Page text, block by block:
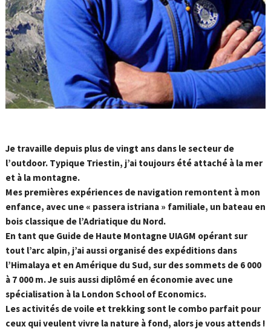
Je travaille depuis plus de vingt ans dans le secteur de
l’outdoor. Typique Triestin, j’ai toujours été attaché à la mer
et à la montagne.
Mes premières expériences de navigation remontent à mon
enfance, avec une « passera istriana » familiale, un bateau en
bois classique de l’Adriatique du Nord.
En tant que Guide de Haute Montagne UIAGM opérant sur
tout l’arc alpin, j’ai aussi organisé des expéditions dans
l’Himalaya et en Amérique du Sud, sur des sommets de 6 000
à 7 000 m. Je suis aussi diplômé en économie avec une
spécialisation à la London School of Economics.
Les activités de voile et trekking sont le combo parfait pour
ceux qui veulent vivre la nature à fond, alors je vous attends !